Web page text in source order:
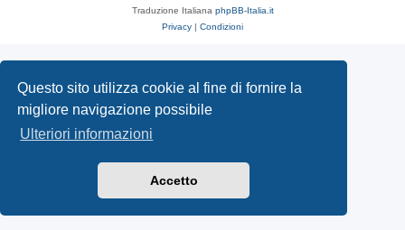
Questo sito utilizza cookie al fine di fornire la
migliore navigazione possibile
Ulteriori informazioni
Accetto
Traduzione Italiana phpBB-Italia.it
Privacy | Condizioni